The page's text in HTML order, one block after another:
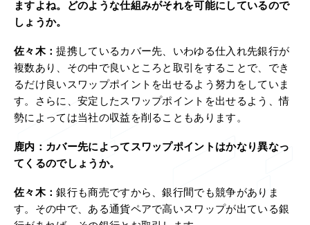
ますよね。どのような仕組みがそれを可能にしているので
しょうか。
佐々木：提携しているカバー先、いわゆる仕入れ先銀行が
複数あり、その中で良いところと取引をすることで、でき
るだけ良いスワップポイントを出せるよう努力をしていま
す。さらに、安定したスワップポイントを出せるよう、情
勢によっては当社の収益を削ることもあります。
鹿内： カバー先によってスワップポイントはかなり異なっ
てくるのでしょうか。
佐々木：銀行も商売ですから、銀行間でも競争がありま
す。その中で、ある通貨ペアで高いスワップが出ている銀